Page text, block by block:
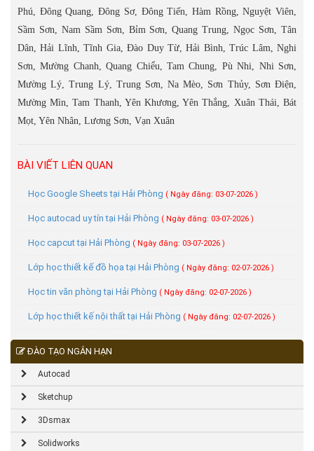
Phú, Đông Quang, Đông Sơ, Đông Tiến, Hàm Rồng, Nguyệt Viên,
Sầm Sơn, Nam Sầm Sơn, Bỉm Sơn, Quang Trung, Ngọc Sơn, Tân
Dân, Hải Lĩnh, Tĩnh Gia, Đào Duy Từ, Hải Bình, Trúc Lâm, Nghi
Sơn, Mường Chanh, Quang Chiểu, Tam Chung, Pù Nhi, Nhi Sơn,
Mường Lý, Trung Lý, Trung Sơn, Na Mèo, Sơn Thủy, Sơn Điện,
Mường Mìn, Tam Thanh, Yên Khương, Yên Thắng, Xuân Thái, Bát
Mọt, Yên Nhân, Lương Sơn, Vạn Xuân
BÀI VIẾT LIÊN QUAN
Học Google Sheets tại Hải Phòng ( Ngày đăng: 03-07-2026 )
Học autocad uy tín tại Hải Phòng ( Ngày đăng: 03-07-2026 )
Học capcut tại Hải Phòng ( Ngày đăng: 03-07-2026 )
Lớp học thiết kế đồ họa tại Hải Phòng ( Ngày đăng: 02-07-2026 )
Học tin văn phòng tại Hải Phòng ( Ngày đăng: 02-07-2026 )
Lớp học thiết kế nội thất tại Hải Phòng ( Ngày đăng: 02-07-2026 )
ĐÀO TẠO NGẮN HẠN
Autocad
Sketchup
3Dsmax
Solidworks